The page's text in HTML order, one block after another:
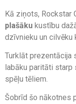
Kā ziņots, Rockstar
plašāku kustību
dzīvnieku un cilvēku
Turklāt prezentācija
labāku paritāti starp
spēļu tēliem.
Šobrīd šo nākotnes